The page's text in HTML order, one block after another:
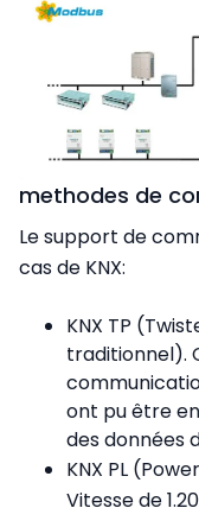
methodes de
Le support de
cas de KNX:
KNX TP
traditionnel).
ont pu être
des données
KNX PL
Vitesse de